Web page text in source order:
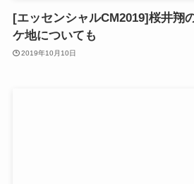
[エッセンシャルCM2019]桜井翔
ケ地についても
2019年10月10日